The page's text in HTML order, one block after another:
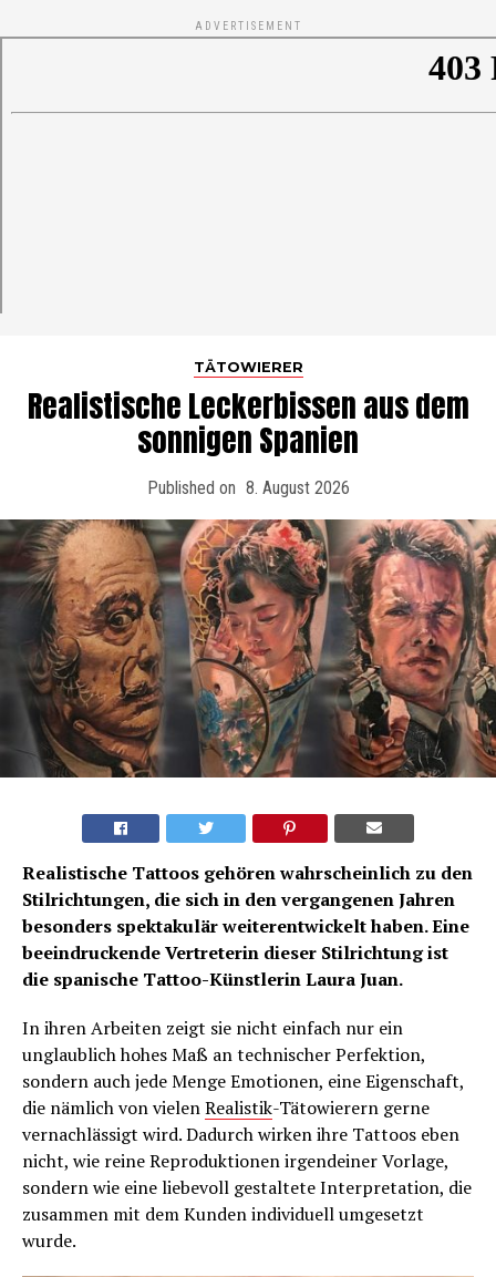
ADVERTISEMENT
TÄTOWIERER
Realistische Leckerbissen aus dem
sonnigen Spanien
Published on 8. August 2026
Realistische Tattoos gehören wahrscheinlich zu den
Stilrichtungen, die sich in den vergangenen Jahren
besonders spektakulär weiterentwickelt haben. Eine
beeindruckende Vertreterin dieser Stilrichtung ist
die spanische Tattoo-Künstlerin Laura Juan.
In ihren Arbeiten zeigt sie nicht einfach nur ein
unglaublich hohes Maß an technischer Perfektion,
sondern auch jede Menge Emotionen, eine Eigenschaft,
die nämlich von vielenRealistik-Tätowierern gerne
vernachlässigt wird. Dadurch wirken ihre Tattoos eben
nicht, wie reine Reproduktionen irgendeiner Vorlage,
sondern wie eine liebevoll gestaltete Interpretation, die
zusammen mit dem Kunden individuell umgesetzt
wurde.